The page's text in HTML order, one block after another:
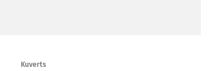
Kuverts